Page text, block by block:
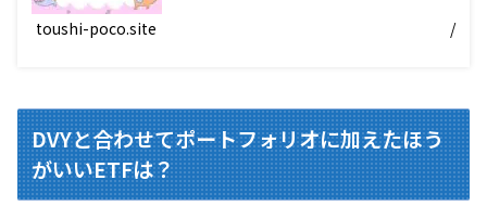
toushi-poco.site /
DVYと合わせてポートフォリオに加えたほう
がいいETFは？